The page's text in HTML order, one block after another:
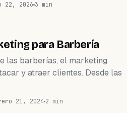
22, 2026 3 min
para Barbería
las barberías, el marketing
y atraer clientes. Desde las
21, 2024 2 min